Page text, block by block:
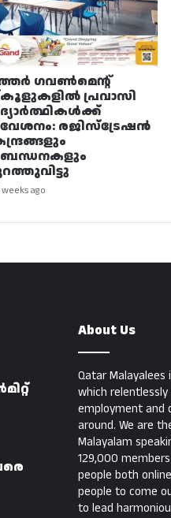
ഗവൺമെന്റ്
പ്രവാസി
രജിസ്ട്രേഷൻ
ago
About Us
Qatar
which
employment and
around. We are
Malayalam
129,000
people both
people to come
to lead